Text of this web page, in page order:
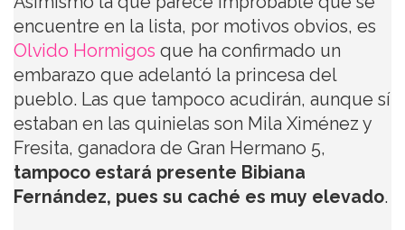
encuentre en la lista, por motivos obvios, es
Olvido Hormigos que ha confirmado un
embarazo que adelantó la princesa del
pueblo. Las que tampoco acudirán, aunque sí
estaban en las quinielas son Mila Ximénez y
Fresita, ganadora de Gran Hermano 5,
tampoco estará presente Bibiana
Fernández, pues su caché es muy elevado.